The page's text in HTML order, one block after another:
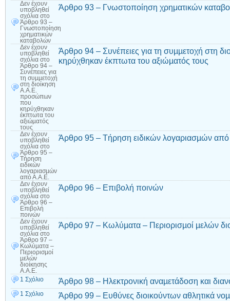
Δεν έχουν
υποβληθεί
σχόλια στο
Άρθρο 93 –
Γνωστοποίηση
χρηματικών
καταβολών
Άρθρο 93 – Γνωστοποίηση χρηματικών
Δεν έχουν
υποβληθεί
σχόλια στο
Άρθρο 94 –
Συνέπειες για
τη συµµετοχή
στη διοίκηση
Α.Α.Ε.
προσώπων
που
κηρύχθηκαν
έκπτωτα του
αξιώµατός
τους
Άρθρο 94 – Συνέπειες για τη συµµετοχή στη
κηρύχθηκαν έκπτωτα του αξιώµατός τους
Δεν έχουν
υποβληθεί
σχόλια στο
Άρθρο 95 –
Τήρηση
ειδικών
λογαριασµών
από Α.Α.Ε.
Άρθρο 95 – Τήρηση ειδικών λογαριασµών
Δεν έχουν
υποβληθεί
σχόλια στο
Άρθρο 96 –
Επιβολή
ποινών
Άρθρο 96 – Επιβολή ποινών
Δεν έχουν
υποβληθεί
σχόλια στο
Άρθρο 97 –
Κωλύµατα –
Περιορισµοί
µελών
διοίκησης
Α.Α.Ε.
Άρθρο 97 – Κωλύµατα – Περιορισµοί µελών
1 Σχόλιο Άρθρο 98 – Ηλεκτρονική αναµετάδοση και
1 Σχόλιο Άρθρο 99 – Ευθύνες διοικούντων αθλητικά